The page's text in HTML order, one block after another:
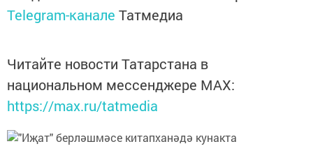
Telegram-канале Татмедиа
Читайте новости Татарстана в
национальном мессенджере MАХ:
https://max.ru/tatmedia